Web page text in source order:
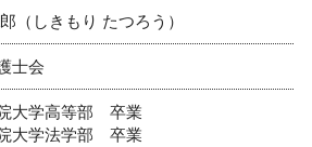
（しきもり たつろう）
士会
大学高等部 卒業
大学法学部 卒業